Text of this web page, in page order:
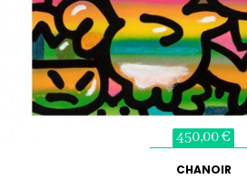
450,00 €
CHANOIR